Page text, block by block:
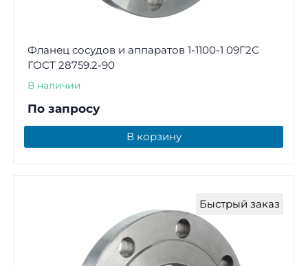
Фланец сосудов и аппаратов 1-1100-1 09Г2С
ГОСТ 28759.2-90
В наличии
По запросу
В корзину
Быстрый заказ